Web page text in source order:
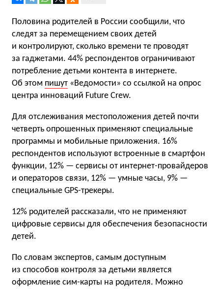
Половина родителей в России сообщили, что
следят за перемещением своих детей
и контролируют, сколько времени те проводят
за гаджетами. 44% респондентов ограничивают
потребление детьми контента в интернете.
Об этом пишут «Ведомости» со ссылкой на опрос
центра инноваций Future Crew.
Для отслеживания местоположения детей почти
четверть опрошенных применяют специальные
программы и мобильные приложения. 16%
респондентов используют встроенные в смартфон
функции, 12% — сервисы от интернет-провайдеров
и операторов связи, 12% — умные часы, 9% —
специальные GPS-трекеры.
12% родителей рассказали, что не применяют
цифровые сервисы для обеспечения безопасности
детей.
По словам экспертов, самым доступным
из способов контроля за детьми является
оформление сим-карты на родителя. Можно